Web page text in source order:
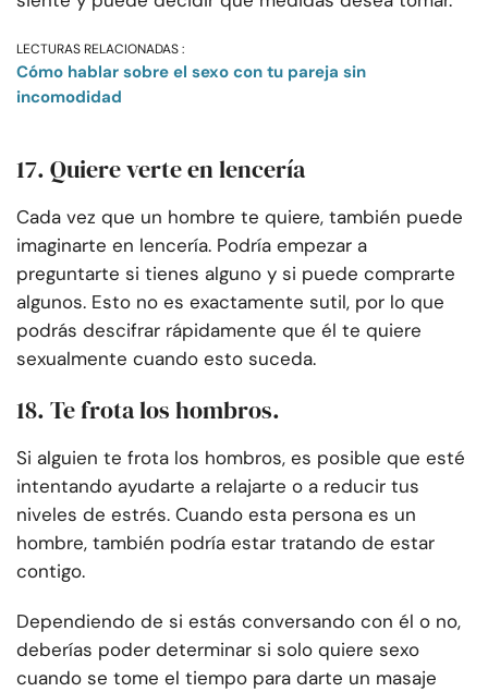
LECTURAS RELACIONADAS :
Cómo hablar sobre el sexo con tu pareja sin
incomodidad
17. Quiere verte en lencería
Cada vez que un hombre te quiere, también puede
imaginarte en lencería. Podría empezar a
preguntarte si tienes alguno y si puede comprarte
algunos. Esto no es exactamente sutil, por lo que
podrás descifrar rápidamente que él te quiere
sexualmente cuando esto suceda.
18. Te frota los hombros.
Si alguien te frota los hombros, es posible que esté
intentando ayudarte a relajarte o a reducir tus
niveles de estrés. Cuando esta persona es un
hombre, también podría estar tratando de estar
contigo.
Dependiendo de si estás conversando con él o no,
deberías poder determinar si solo quiere sexo
cuando se tome el tiempo para darte un masaje